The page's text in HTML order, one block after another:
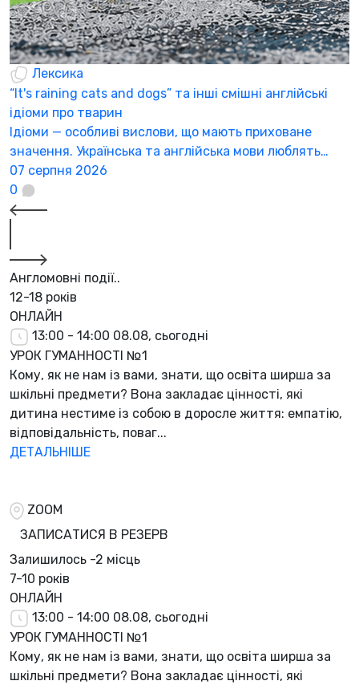
Лексика
“It's raining cats and dogs” та інші смішні англійські
ідіоми про тварин
Ідіоми — особливі вислови, що мають приховане
значення. Українська та англійська мови люблять…
07 серпня 2026
0
Англомовні події..
12-18 років
ОНЛАЙН
13:00 - 14:00 08.08, сьогодні
УРОК ГУМАННОСТІ №1
Кому, як не нам із вами, знати, що освіта ширша за
шкільні предмети? Вона закладає цінності, які
дитина нестиме із собою в доросле життя: емпатію,
відповідальність, поваг...
ДЕТАЛЬНІШЕ
ZOOM
ЗАПИСАТИСЯ В РЕЗЕРВ
Залишилось -2 місць
7-10 років
ОНЛАЙН
13:00 - 14:00 08.08, сьогодні
УРОК ГУМАННОСТІ №1
Кому, як не нам із вами, знати, що освіта ширша за
шкільні предмети? Вона закладає цінності, які